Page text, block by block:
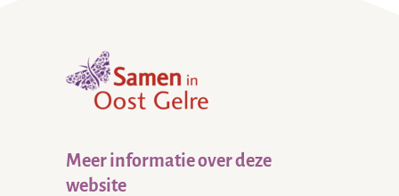
Meer informatie over deze
website